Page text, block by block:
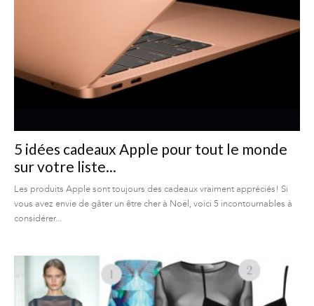
5 idées cadeaux Apple pour tout le monde
sur votre liste...
Les produits Apple sont toujours des cadeaux vraiment appréciés! Si
vous avez envie de gâter un être cher à Noël, voici 5 incontournables à
considérer...